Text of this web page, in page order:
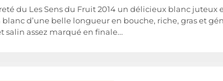
du Les Sens du Fruit 2014 un délicieux blanc juteux
blanc d’une belle longueur en bouche, riche, gras et
salin assez marqué en finale...